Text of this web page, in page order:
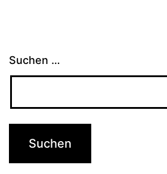
Suchen …